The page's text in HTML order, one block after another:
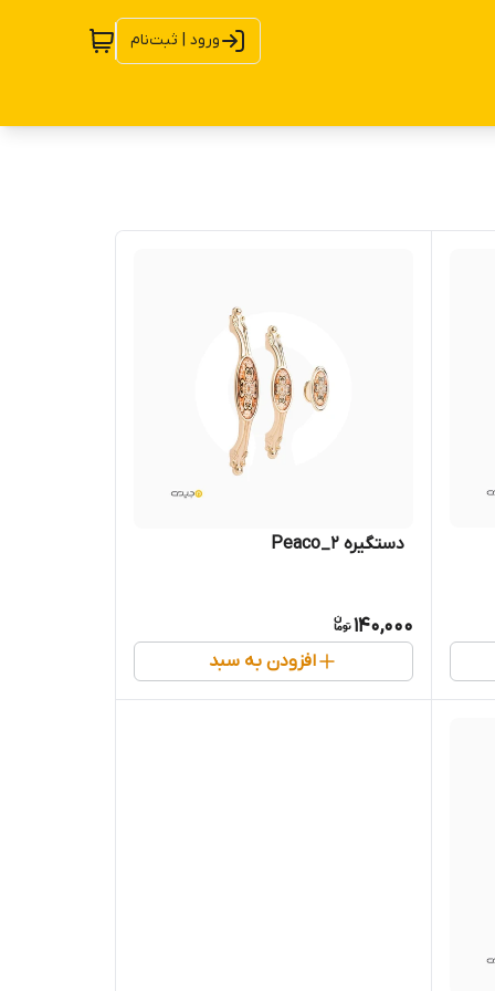
ورود | ثبت‌نام
‌ ‌ دستگیره Peaco_2
140,000
افزودن به سبد